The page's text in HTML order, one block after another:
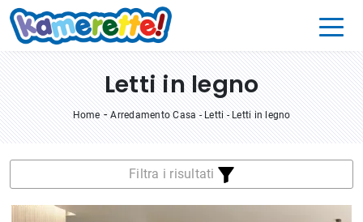
Letti in legno
Home-Arredamento Casa-Letti-Letti in legno
Filtra i risultati